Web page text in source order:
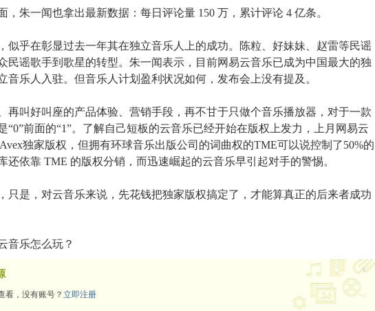
朱一闻也拿出最新数据：每日评论量 150 万，累计评论 4 亿条。
似乎在彰显过去一年其在独立音乐人上的成功。陈粒、好妹妹、赵雷等民谣
民谣歌手到歌星的转型。朱一闻表示，目前网易云音乐已成为中国最大的独
音乐人入驻。但音乐人计划盈利状况如何，发布会上没有提及。
再叫好叫座的产品体验、营销手段，再不甘于只做个音乐播放器，对于一款
“0”前面的“1”。了解自己短板的云音乐已经开始在版权上发力，上月网易云
独家版权，但拥有环球音乐出版公司的词曲权的TME可以说控制了50%的
还依靠 TME 的版权分销，而迅速崛起的云音乐早引起对手的警惕。
只是，对云音乐来说，先花钱把独家版权搞定了，才能算真正的后来者成功
音乐怎么玩？
看，没有账号？ 立即注册
x